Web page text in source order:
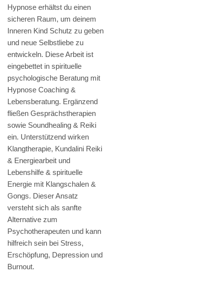
Hypnose erhältst du einen
sicheren Raum, um deinem
Inneren Kind Schutz zu geben
und neue Selbstliebe zu
entwickeln. Diese Arbeit ist
eingebettet in spirituelle
psychologische Beratung mit
Hypnose Coaching &
Lebensberatung. Ergänzend
fließen Gesprächstherapien
sowie Soundhealing & Reiki
ein. Unterstützend wirken
Klangtherapie, Kundalini Reiki
& Energiearbeit und
Lebenshilfe & spirituelle
Energie mit Klangschalen &
Gongs. Dieser Ansatz
versteht sich als sanfte
Alternative zum
Psychotherapeuten und kann
hilfreich sein bei Stress,
Erschöpfung, Depression und
Burnout.